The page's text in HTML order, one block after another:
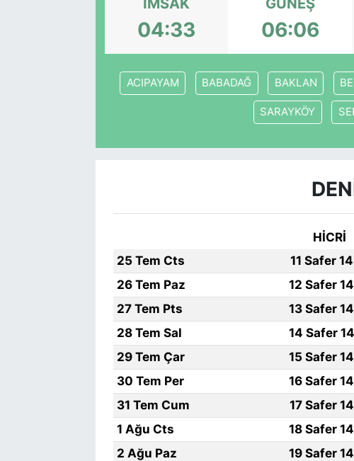
İMSAK
04:33
GÜNEŞ
06:06
ACIPAYAM BABADAĞ BAKLAN
SARAYKÖY
HİCRİ
25 Tem Cts
11 Safer
26 Tem Paz
12 Safer
27 Tem Pts
13 Safer
28 Tem Sal
14 Safer
29 Tem Çar
15 Safer
30 Tem Per
16 Safer
31 Tem Cum
17 Safer
1 Ağu Cts
18 Safer
2 Ağu Paz
19 Safer